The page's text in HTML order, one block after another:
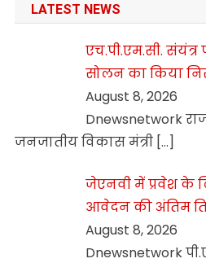
LATEST NEWS
एच.पी.एम.सी.
सोलन का किया
August 8, 2026
Dnewsnetwork
जनजातीय विकास मंत्री […]
जेएनवी में प्रवेश के
आवेदन की अंतिम
August 8, 2026
Dnewsnetwork